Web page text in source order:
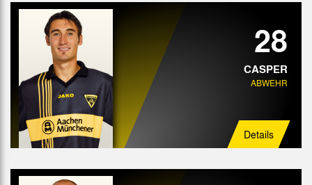
28
CASPER
ABWEHR
Details